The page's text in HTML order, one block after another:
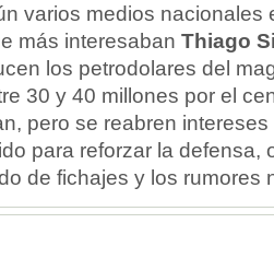
varios medios nacionales
más interesaban Thiago
los petrodolares del
30 y 40 millones por el
pero se reabren
para reforzar la
de fichajes y los rumores